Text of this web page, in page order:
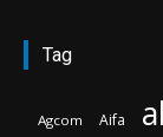
Tag
Agcom Aifa